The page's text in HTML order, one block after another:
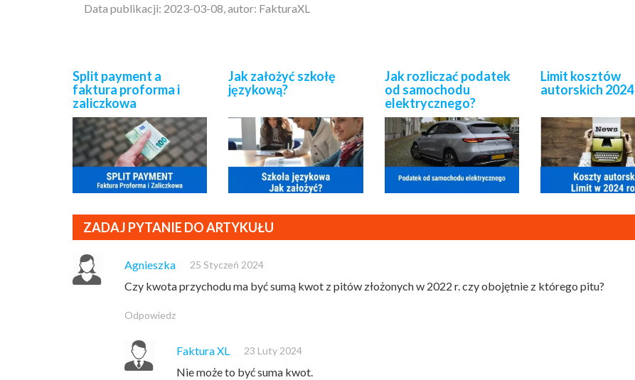
Data publikacji: 2023-03-08, autor: FakturaXL
Split payment a
faktura proforma i
zaliczkowa
Jak założyć szkołę
językową?
Jak rozliczać podatek
od samochodu
elektrycznego?
Limit kosztów
autorskich 2024
ZADAJ PYTANIE DO ARTYKUŁU
Agnieszka 25 Styczeń 2024
Czy kwota przychodu ma być sumą kwot z pitów złożonych w 2022 r. czy obojętnie z którego pitu?
Odpowiedz
Faktura XL 23 Luty 2024
Nie może to być suma kwot.